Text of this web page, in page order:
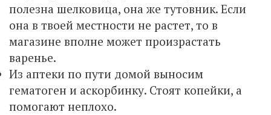
полезна шелковица, она же тутовник. Если
она в твоей местности не растет, то в
магазине вполне может произрастать
варенье.
Из аптеки по пути домой выносим
гематоген и аскорбинку. Стоят копейки, а
помогают неплохо.